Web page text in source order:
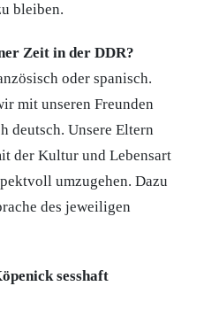
bleiben.
Zeit in der DDR?
oder spanisch.
mit unseren Freunden
deutsch. Unsere Eltern
der Kultur und Lebensart
umzugehen. Dazu
des jeweiligen
sesshaft